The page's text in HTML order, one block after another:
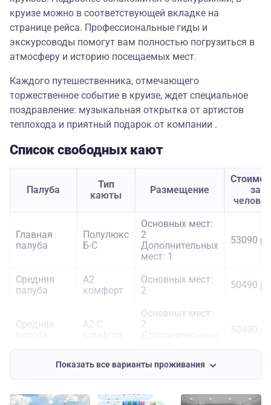
круизе можно в соответствующей вкладке на
странице рейса. Профессиональные гиды и
экскурсоводы помогут вам полностью погрузиться в
атмосферу и историю посещаемых мест.
Каждого путешественника, отмечающего
торжественное событие в круизе, ждет специальное
поздравление: музыкальная открытка от артистов
теплохода и приятный подарок от компании .
Список свободных кают
Палуба
Тип
каюты
Размещение
за
Главная
палуба
Полулюкс
Б-С
Основных мест:
2
Дополнительных
мест: 1
53090
Средняя
палуба
А2
комфорт
Основных мест:
2
50490
Средняя
А2-С
Основных мест:
2
А1
Основных мест:
Показать все варианты проживания